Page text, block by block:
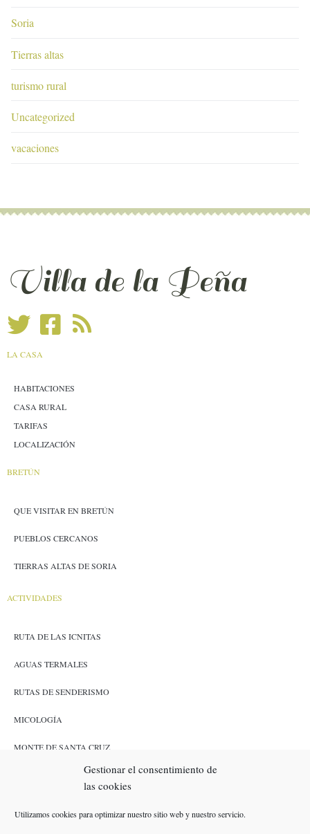
Gestionar el consentimiento de
las cookies
Utilizamos cookies para optimizar nuestro sitio web y nuestro servicio.
Soria
Tierras altas
turismo rural
Uncategorized
vacaciones
Villa de la Peña
LA CASA
HABITACIONES
CASA RURAL
TARIFAS
LOCALIZACIÓN
BRETÚN
QUE VISITAR EN BRETÚN
PUEBLOS CERCANOS
TIERRAS ALTAS DE SORIA
ACTIVIDADES
RUTA DE LAS ICNITAS
AGUAS TERMALES
RUTAS DE SENDERISMO
MICOLOGÍA
MONTE DE SANTA CRUZ